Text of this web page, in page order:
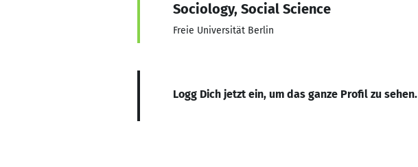
Sociology, Social Science
Freie Universität Berlin
Logg Dich jetzt ein, um das ganze Profil zu sehen.